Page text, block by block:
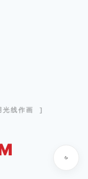
线作画 ]